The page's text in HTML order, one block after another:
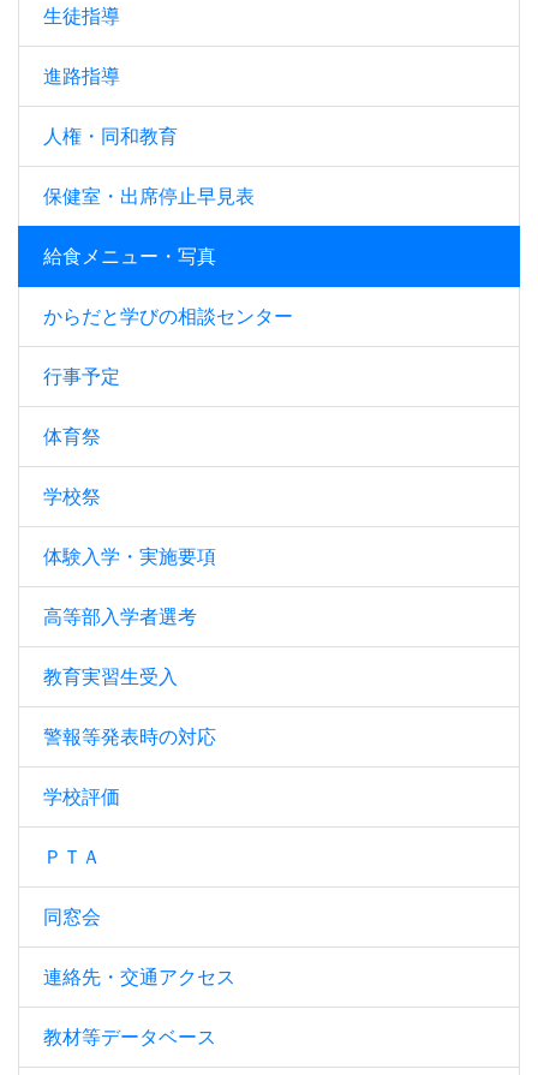
生徒指導
進路指導
人権・同和教育
保健室・出席停止早見表
給食メニュー・写真
からだと学びの相談センター
行事予定
体育祭
学校祭
体験入学・実施要項
高等部入学者選考
教育実習生受入
警報等発表時の対応
学校評価
ＰＴＡ
同窓会
連絡先・交通アクセス
教材等データベース